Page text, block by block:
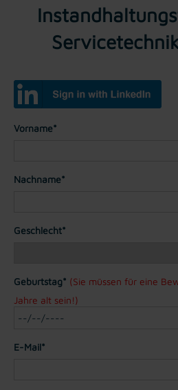
Vorname*
Nachname*
Geschlecht*
Geburtstag* (Sie müssen für eine
Jahre alt sein!)
E-Mail*